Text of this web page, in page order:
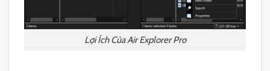
Lợi Ích Của Air Explorer Pro